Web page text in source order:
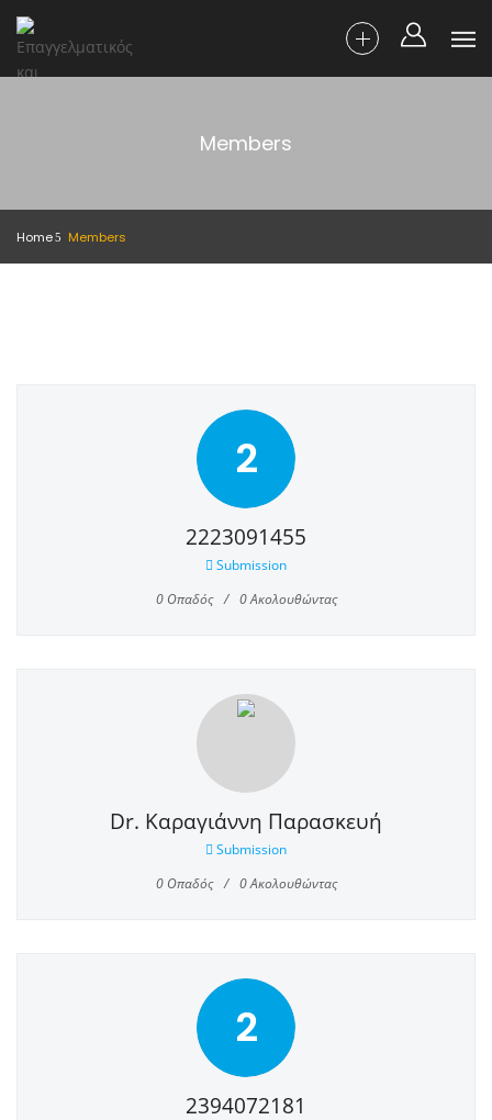
Members
Home Members
2
2223091455
Submission
0Οπαδός 0Ακολουθώντας
Dr. Καραγιάννη Παρασκευή
Submission
0Οπαδός 0Ακολουθώντας
2
2394072181